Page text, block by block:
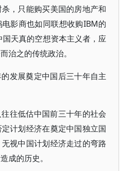
，只能购买美国的房地产和
影商也如同联想收购IBM的
国天真的空想资本主义者，应
治之的传统政治。
发展奠定中国后三十年自主
往低估中国前三十年的社会
计划经济在奠定中国独立国
视中国计划经济走过的弯路
成的历史。